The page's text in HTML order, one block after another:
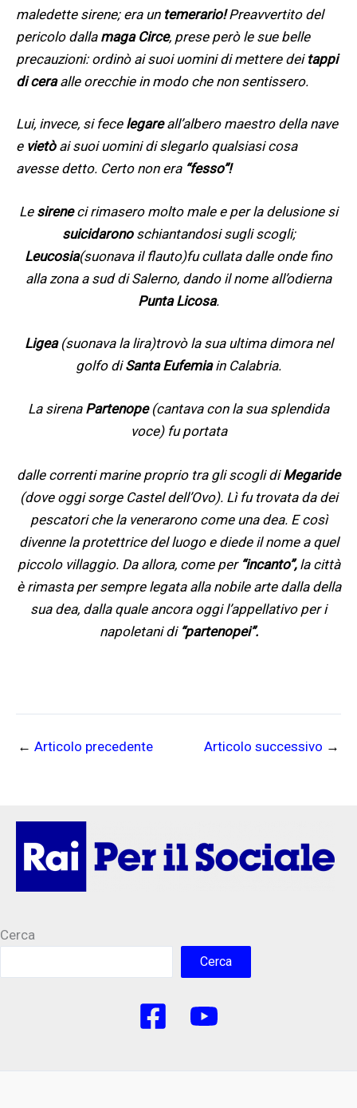
maledette sirene; era un temerario!Preavvertito del
pericolo dalla maga Circe, prese però le sue belle
precauzioni: ordinò ai suoi uomini di mettere dei tappi
di cera alle orecchie in modo che non sentissero.
Lui, invece, si fece legareall’albero maestro della nave
e vietòai suoi uomini di slegarlo qualsiasi cosa
avesse detto. Certo non era “fesso”!
Le sireneci rimasero molto male e per la delusione si
suicidaronoschiantandosi sugli scogli;
Leucosia(suonava il flauto)fu cullata dalle onde fino
alla zona a sud di Salerno, dando il nome all’odierna
Punta Licosa.
Ligea(suonava la lira)trovò la sua ultima dimora nel
golfo diSanta Eufemia in Calabria.
La sirena Partenope(cantava con la sua splendida
voce) fu portata
dalle correnti marine proprio tra gli scogli diMegaride
(dove oggi sorge Castel dell’Ovo). Lì fu trovata da dei
pescatori che la venerarono come una dea. E così
divenne la protettrice del luogo e diede il nome a quel
piccolo villaggio. Da allora, come per “incanto”, la città
è rimasta per sempre legata alla nobile arte dalla della
sua dea, dalla quale ancora oggi l’appellativo per i
napoletani di “partenopei”.
← Articolo precedente Articolo successivo →
Cerca
Cerca